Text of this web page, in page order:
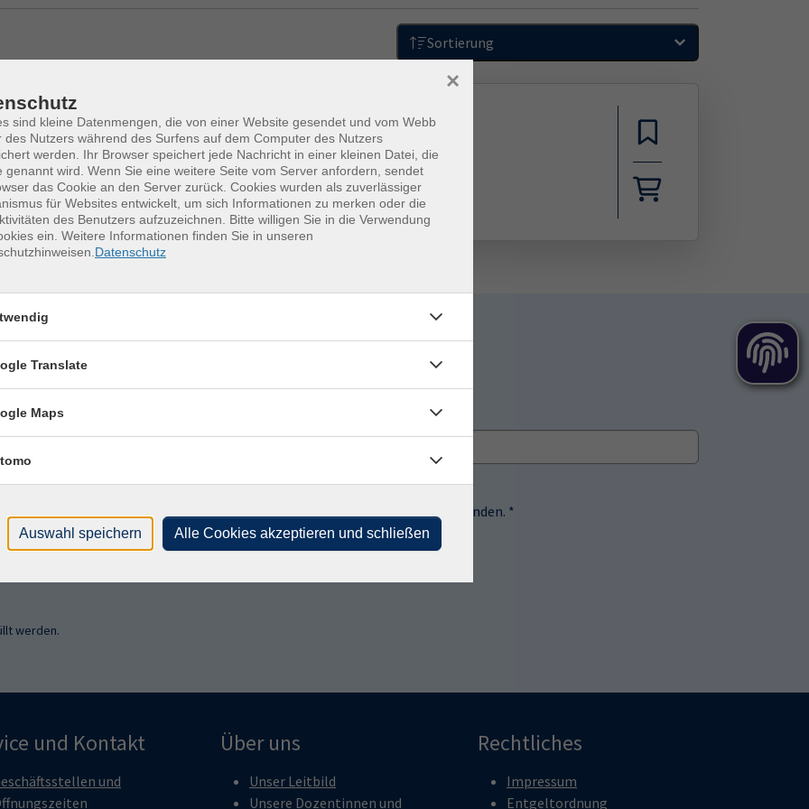
Sortierung
dem Buchautor Geralf
01.09.2026
18:00–20:00Uhr
Hartha, Stadtbibliothek
Geralf Pochop
an!
mit der Verarbeitung gemäß unseren Datenschutzbestimmungen einverstanden. *
Datenschutzbestimmungen.
werden.
und Kontakt
und
Über uns
Unser Leitbild
Unsere Dozentinnen und
Rechtliches
Impressum
Entgeltordnung
sind kleine Datenmengen, die von einer Website gesendet und vom Webb
des Nutzers während des Surfens auf dem Computer des Nutzers
werden. Ihr Browser speichert jede Nachricht in einer kleinen Datei, die
genannt wird. Wenn Sie eine weitere Seite vom Server anfordern, sendet
das Cookie an den Server zurück. Cookies wurden als zuverlässiger
für Websites entwickelt, um sich Informationen zu merken oder die
des Benutzers aufzuzeichnen. Bitte willigen Sie in die Verwendung
ein. Weitere Informationen finden Sie in unseren
Datenschutz
×
Translate
Maps
Auswahl speichern Alle Cookies akzeptieren und schließen